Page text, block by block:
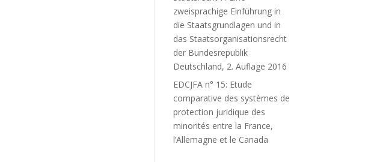
zweisprachige Einführung in
die Staatsgrundlagen und in
das Staatsorganisationsrecht
der Bundesrepublik
Deutschland, 2. Auflage 2016
EDCJFA n° 15: Etude
comparative des systèmes de
protection juridique des
minorités entre la France,
l’Allemagne et le Canada